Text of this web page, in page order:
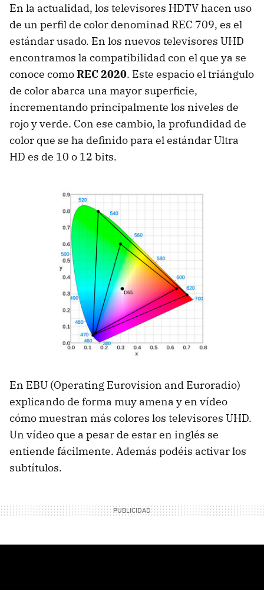
En la actualidad, los televisores HDTV hacen uso
de un perfil de color denominad REC 709, es el
estándar usado. En los nuevos televisores UHD
encontramos la compatibilidad con el que ya se
conoce comoREC 2020. Este espacio el triángulo
de color abarca una mayor superficie,
incrementando principalmente los niveles de
rojo y verde. Con ese cambio, la profundidad de
color que se ha definido para el estándar Ultra
HD es de 10 o 12 bits.
En EBU (Operating Eurovision and Euroradio)
explicando de forma muy amena y en vídeo
cómo muestran más colores los televisores UHD.
Un vídeo que a pesar de estar en inglés se
entiende fácilmente. Además podéis activar los
subtítulos.